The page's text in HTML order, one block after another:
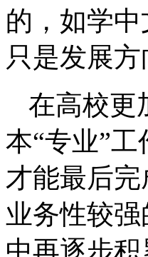
的，如学
只是发展
在高校更
本“专业”
才能最后
业务性较
中再逐步